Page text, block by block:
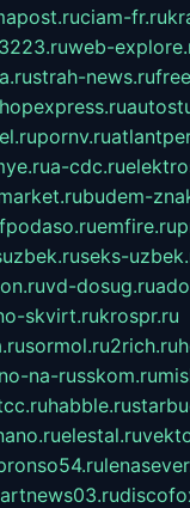
ciam-fr.ru
web-
strah-news.ru
pornv.ru
a-cdc.ru
budem-
fpodaso.ruemfire.ru
seks-
vd-dosug.ru
skvirt.rukrospr.ru
sormol.ru2rich.ru
na-russkom.ru
habble.ru
elestal.ru